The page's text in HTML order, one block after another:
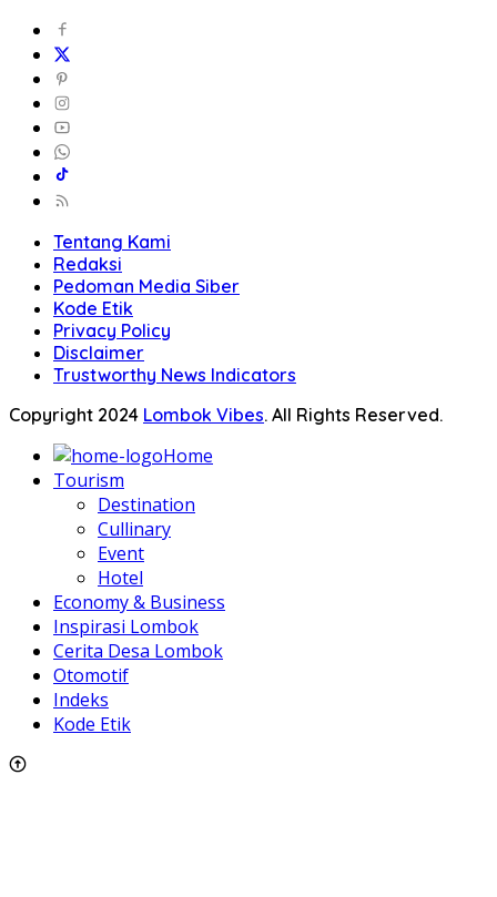
Tentang Kami
Redaksi
Pedoman Media Siber
Kode Etik
Privacy Policy
Disclaimer
Trustworthy News Indicators
Copyright 2024 Lombok Vibes. All Rights Reserved.
Home
Tourism
Destination
Cullinary
Event
Hotel
Economy & Business
Inspirasi Lombok
Cerita Desa Lombok
Otomotif
Indeks
Kode Etik